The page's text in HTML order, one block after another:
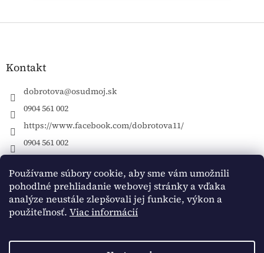
Používame súbory cookie, aby sme vám umožnili
pohodlné prehliadanie webovej stránky a vďaka
analýze neustále zlepšovali jej funkcie, výkon a
použiteľnosť. Viac informácií
Z
Kontakt
dobrotova@osudmoj.sk
0904 561 002
https://www.facebook.com/dobrotova11/
0904 561 002
Vytvoril Shoptet